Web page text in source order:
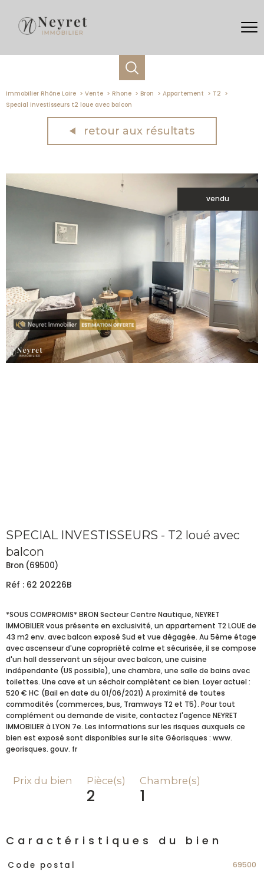
Immobilier Rhône Loire Vente Rhone Bron Appartement
T2
Special investisseurs t2 loue avec balcon
retour aux résultats
vendu
SPECIAL INVESTISSEURS - T2 loué avec
balcon
Bron (69500)
Réf : 62 20226B
*SOUS COMPROMIS* BRON Secteur Centre Nautique, NEYRET
IMMOBILIER vous présente en exclusivité, un appartement T2 LOUE de
43 m2 env. avec balcon exposé Sud et vue dégagée. Au 5ème étage
avec ascenseur d'une copropriété calme et sécurisée, il se compose
d'un hall desservant un séjour avec balcon, une cuisine
indépendante (US possible), une chambre, une salle de bains avec
toilettes. Une cave et un séchoir complètent ce bien. Loyer actuel :
520 € HC (Bail en date du 01/06/2021) A proximité de toutes
commodités (commerces, bus, Tramways T2 et T5). Pour tout
complément ou demande de visite, contactez l'agence NEYRET
IMMOBILIER à LYON 7e. Les informations sur les risques auxquels ce
bien est exposé sont disponibles sur le site Géorisques : www.
Prix du bien Pièce(s)
2
Chambre(s)
1
Caractéristiques du bien
Caractéristiques Valeurs
Code postal 69500